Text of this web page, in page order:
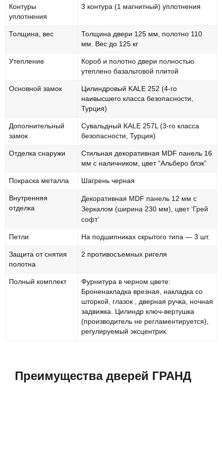
Контуры
уплотнения
3 контура (1 магнитный) уплотнения
Толщина, вес
Толщина двери 125 мм, полотно 110
мм. Вес до 125 кг
Утепление
Короб и полотно двери полностью
утеплено базальтовой плитой
Основной замок
Цилиндровый KALE 252 (4-го
наивысшего класса безопасности,
Турция)
Дополнительный
замок
Сувальдный KALE 257L (3-го класса
безопасности, Турция)
Отделка снаружи
Стильная декоративная MDF панель 16
мм с наличником, цвет “Альберо блэк”
Покраска металла Шагрень черная
Внутренняя
отделка
Декоративная MDF панель 12 мм с
Зеркалом (ширина 230 мм), цвет ‘Грей
софт’
Петли На подшипниках скрытого типа — 3 шт.
Защита от снятия
полотна
2 противосъемных ригеля
Полный комплект
Фурнитура в черном цвете:
Броненакладка врезная, накладка со
шторкой, глазок , дверная ручка, ночная
задвижка. Цилиндр ключ-вертушка
(производитель не регламентируется),
регулируемый эксцентрик.
Преимущества дверей ГРАНД